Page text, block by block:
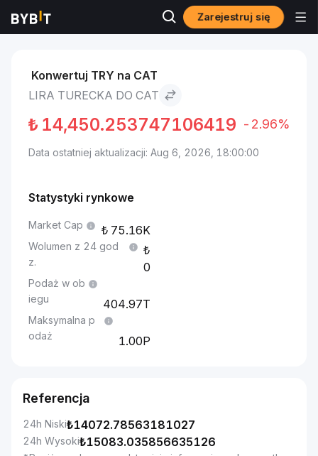
Zarejestruj się
Markets Lira turecka to Cat
Konwertuj TRY na CAT
LIRA TURECKA DO CAT
₺ 14,450.253747106419 -2.96%
Data ostatniej aktualizacji: Aug 6, 2026, 18:00:00
Statystyki rynkowe
Market Cap 75.16K
Wolumen z 24 god
z.
0
Podaż w ob
iegu
404.97T
Maksymalna p
odaż
1.00P
Referencja
24h Niski₺14072.78563181027
24h Wysoki₺15083.035856635126